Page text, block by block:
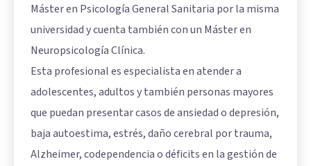
Máster en Psicología General Sanitaria por la misma
universidad y cuenta también con un Máster en
Neuropsicología Clínica.
Esta profesional es especialista en atender a
adolescentes, adultos y también personas mayores
que puedan presentar casos de ansiedad o depresión,
baja autoestima, estrés, daño cerebral por trauma,
Alzheimer, codependencia o déficits en la gestión de